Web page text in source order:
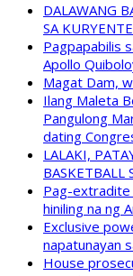
DALAWANG
SA
Pagpapabilis
Apollo
Magat Dam,
Ilang Maleta
Pangulong
dating
LALAKI,
BASKETBALL
Pag-extradite
hiniling na ng
Exclusive
napatunayan
House